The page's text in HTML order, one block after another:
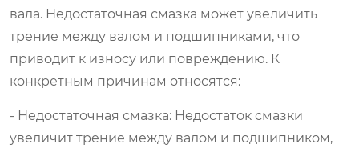
вала. Недостаточная смазка может увеличить
трение между валом и подшипниками, что
приводит к износу или повреждению. К
конкретным причинам относятся:
- Недостаточная смазка: Недостаток смазки
увеличит трение между валом и подшипником,